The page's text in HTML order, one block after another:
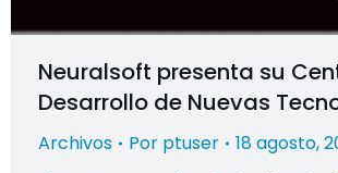
Neuralsoft presenta su
Desarrollo de Nuevas
Archivos Por ptuser
18 agosto,